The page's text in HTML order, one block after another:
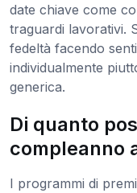
date chiave come
traguardi lavorativi.
fedeltà facendo
individualmente
generica.
Di quanto
compleanno
I programmi di